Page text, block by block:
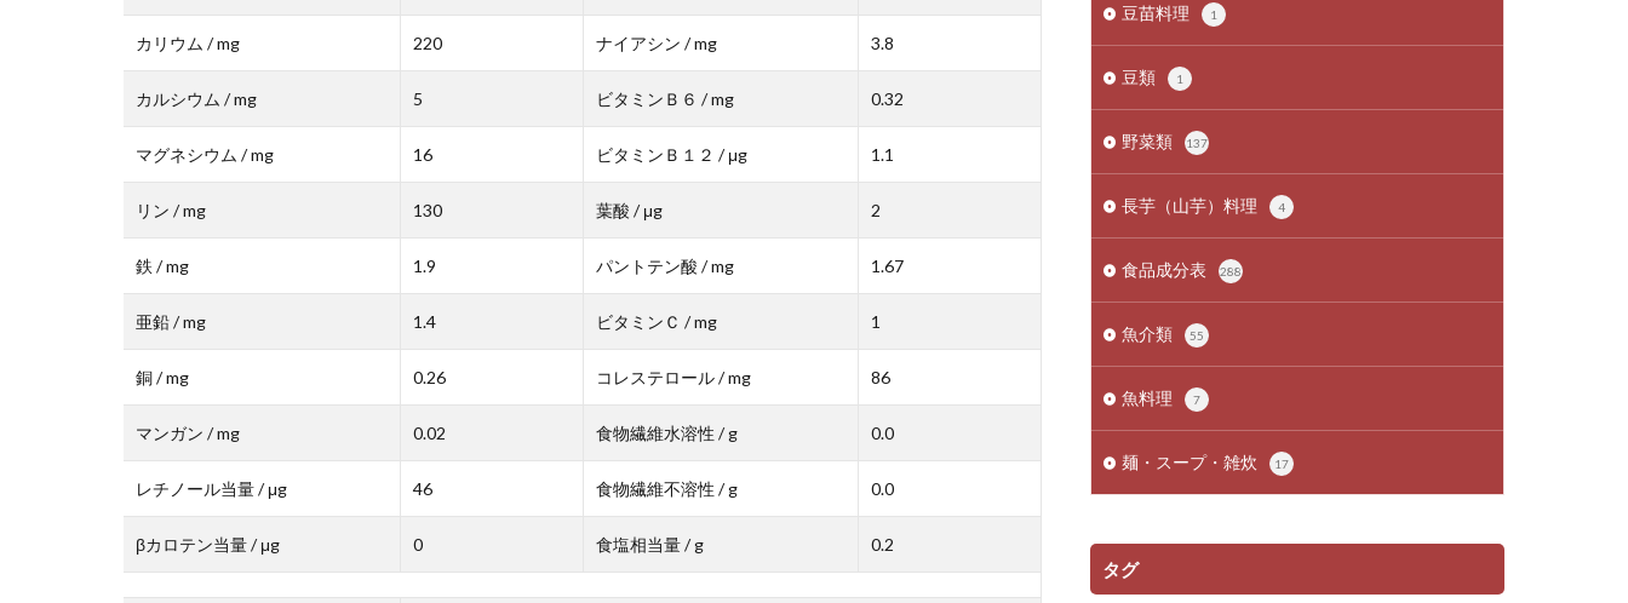
カリウム / mg 220 ナイアシン / mg 3.8
カルシウム / mg 5 ビタミンＢ６ / mg 0.32
マグネシウム / mg 16 ビタミンＢ１２ / μg 1.1
リン / mg 130 葉酸 / μg 2
鉄 / mg 1.9 パントテン酸 / mg 1.67
亜鉛 / mg 1.4 ビタミンＣ / mg 1
銅 / mg 0.26 コレステロール / mg 86
マンガン / mg 0.02 食物繊維水溶性 / g 0.0
レチノール当量 / μg 46 食物繊維不溶性 / g 0.0
βカロテン当量 / μg 0 食塩相当量 / g 0.2
豆苗料理 1
豆類 1
野菜類 137
長芋（山芋）料理 4
食品成分表 288
魚介類 55
魚料理 7
麺・スープ・雑炊 17
タグ